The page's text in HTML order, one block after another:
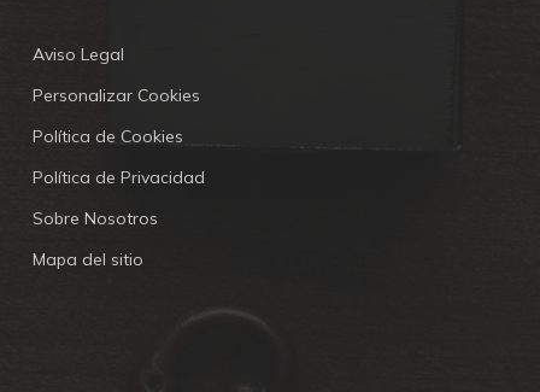
Aviso Legal
Personalizar Cookies
Política de Cookies
Política de Privacidad
Sobre Nosotros
Mapa del sitio